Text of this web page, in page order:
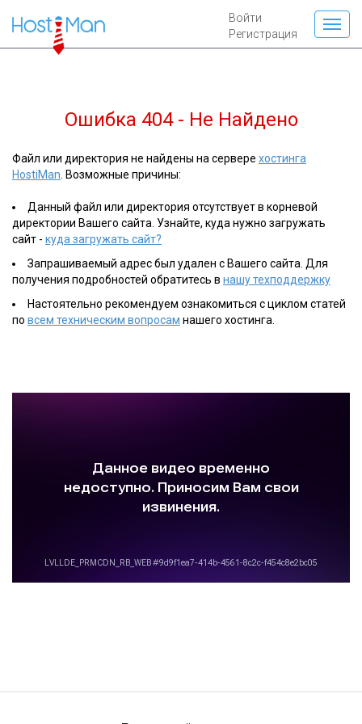
Войти
Регистрация
Ошибка 404 - Не Найдено
Файл или директория не найдены на сервере хостинга
HostiMan . Возможные причины:
Данный файл или директория отсутствует в корневой
директории Вашего сайта. Узнайте, куда нужно загружать
сайт - куда загружать сайт?
Запрашиваемый адрес был удален с Вашего сайта. Для
получения подробностей обратитесь в нашу техподдержку
Настоятельно рекомендуем ознакомиться с циклом статей
по всем техническим вопросам нашего хостинга.